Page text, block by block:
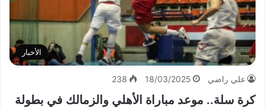
الأخبار
علي راضي 18/03/2025
238
كرة سلة.. موعد مباراة الأهلي والزمالك في بطولة